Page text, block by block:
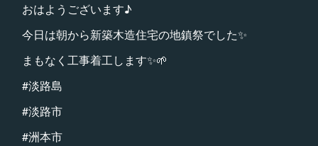
おはようございます♪
今日は朝から新築木造住宅の地鎮祭でした✨
まもなく工事着工します✨🌱
#淡路島
#淡路市
#洲本市